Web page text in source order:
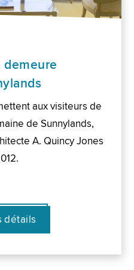
demeure
aux visiteurs de
de Sunnylands,
A. Quincy Jones
détails